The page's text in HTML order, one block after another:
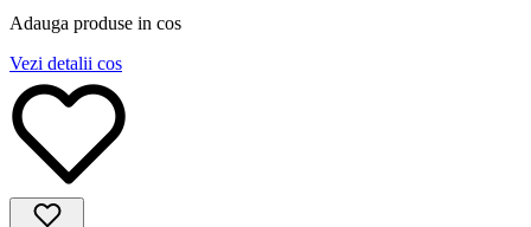
Adauga produse in cos
Vezi detalii cos